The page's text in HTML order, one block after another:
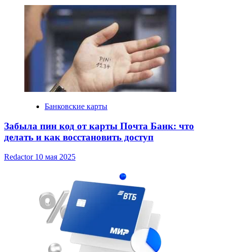
Банковские карты
Забыла пин код от карты Почта Банк: что
делать и как восстановить доступ
Redactor 10 мая 2025